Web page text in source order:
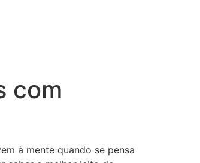
com
à mente quando se pensa